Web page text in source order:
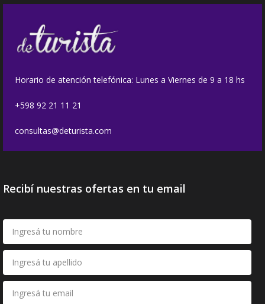
Horario de atención telefónica: Lunes a Viernes de 9 a 18 hs
+598 92 21 11 21
consultas@deturista.com
Recibí nuestras ofertas en tu email